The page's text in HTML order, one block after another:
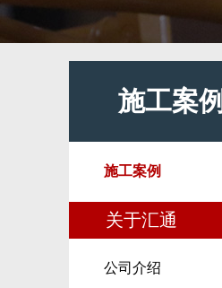
施工案例
施工案例
关于汇通
公司介绍